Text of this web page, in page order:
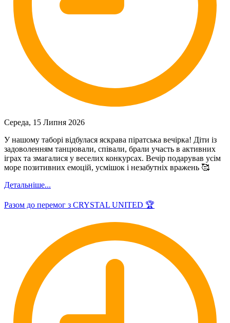
Середа, 15 Липня 2026
У нашому таборі відбулася яскрава піратська вечірка! Діти із
задоволенням танцювали, співали, брали участь в активних
іграх та змагалися у веселих конкурсах. Вечір подарував усім
море позитивних емоцій, усмішок і незабутніх вражень 🥰
Детальніше...
Разом до перемог з CRYSTAL UNITED 🏆